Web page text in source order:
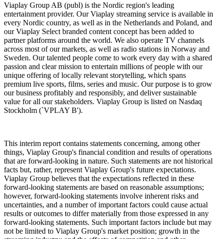
Viaplay Group AB (publ) is the Nordic region's leading
entertainment provider. Our Viaplay streaming service is available in
every Nordic country, as well as in the Netherlands and Poland, and
our Viaplay Select branded content concept has been added to
partner platforms around the world. We also operate TV channels
across most of our markets, as well as radio stations in Norway and
Sweden. Our talented people come to work every day with a shared
passion and clear mission to entertain millions of people with our
unique offering of locally relevant storytelling, which spans
premium live sports, films, series and music. Our purpose is to grow
our business profitably and responsibly, and deliver sustainable
value for all our stakeholders. Viaplay Group is listed on Nasdaq
Stockholm (`VPLAY B').
This interim report contains statements concerning, among other
things, Viaplay Group's financial condition and results of operations
that are forward-looking in nature. Such statements are not historical
facts but, rather, represent Viaplay Group's future expectations.
Viaplay Group believes that the expectations reflected in these
forward-looking statements are based on reasonable assumptions;
however, forward-looking statements involve inherent risks and
uncertainties, and a number of important factors could cause actual
results or outcomes to differ materially from those expressed in any
forward-looking statements. Such important factors include but may
not be limited to Viaplay Group's market position; growth in the